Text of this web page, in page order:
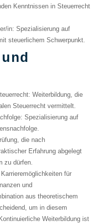
Kenntnissen in Steuerrecht
in: Spezialisierung auf
steuerlichem Schwerpunkt.
: Weiterbildung, die
Steuerrecht vermittelt.
: Spezialisierung auf
die nach
Erfahrung abgelegt
zu dürfen.
für
und
aus theoretischem
um in diesem
Weiterbildung ist